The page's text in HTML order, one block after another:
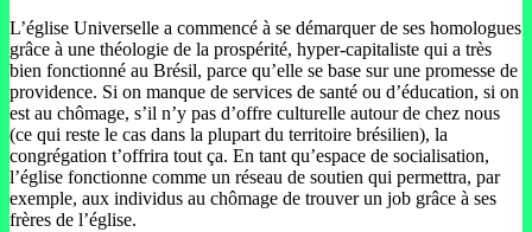
L’église Universelle a commencé à se démarquer de ses homologues
grâce à une théologie de la prospérité, hyper-capitaliste qui a très
bien fonctionné au Brésil, parce qu’elle se base sur une promesse de
providence. Si on manque de services de santé ou d’éducation, si on
est au chômage, s’il n’y pas d’offre culturelle autour de chez nous
(ce qui reste le cas dans la plupart du territoire brésilien), la
congrégation t’offrira tout ça. En tant qu’espace de socialisation,
l’église fonctionne comme un réseau de soutien qui permettra, par
exemple, aux individus au chômage de trouver un job grâce à ses
frères de l’église.